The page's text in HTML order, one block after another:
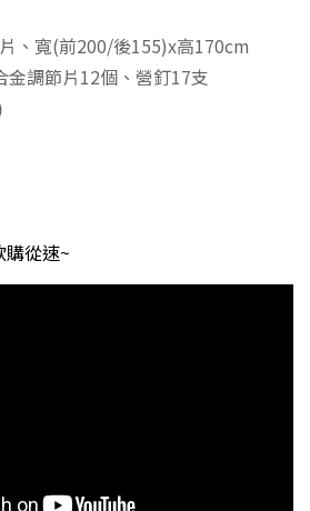
、寬(前200/後155)x高170cm
金調節片12個、營釘17支
從速~